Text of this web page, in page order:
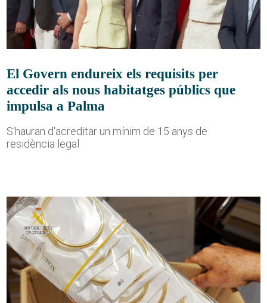
El Govern endureix els requisits per
accedir als nous habitatges públics que
impulsa a Palma
S'hauran d'acreditar un mínim de 15 anys de
residència legal